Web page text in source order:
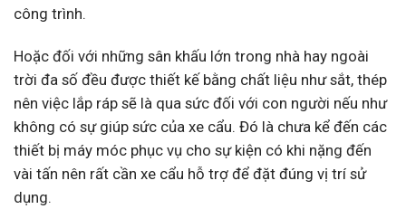
công trình.
Hoặc đối với những sân khấu lớn trong nhà hay ngoài
trời đa số đều được thiết kế bằng chất liệu như sắt, thép
nên việc lắp ráp sẽ là qua sức đối với con người nếu như
không có sự giúp sức của xe cẩu. Đó là chưa kể đến các
thiết bị máy móc phục vụ cho sự kiện có khi nặng đến
vài tấn nên rất cần xe cẩu hỗ trợ để đặt đúng vị trí sử
dụng.